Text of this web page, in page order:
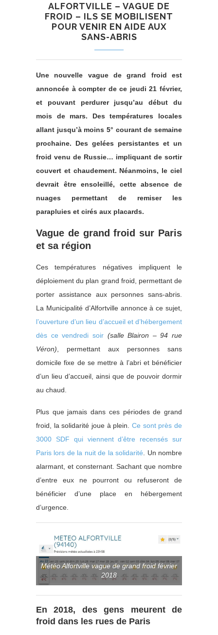
ALFORTVILLE – VAGUE DE
FROID – ILS SE MOBILISENT
POUR VENIR EN AIDE AUX
SANS-ABRIS
Une nouvelle vague de grand froid est
annoncée à compter de ce jeudi 21 février,
et pouvant perdurer jusqu’au début du
mois de mars. Des températures locales
allant jusqu’à moins 5° courant de semaine
prochaine. Des gelées persistantes et un
froid venu de Russie… impliquant de sortir
couvert et chaudement. Néanmoins, le ciel
devrait être ensoleillé, cette absence de
nuages permettant de remiser les
parapluies et cirés aux placards.
Vague de grand froid sur Paris
et sa région
Ces températures négatives impliquent le
déploiement du plan grand froid, permettant de
porter assistance aux personnes sans-abris.
La Municipalité d’Alfortville annonce à ce sujet,
l’ouverture d’un lieu d’accueil et d’hébergement
dès ce vendredi soir (salle Blairon – 94 rue
Véron) , permettant aux personnes sans
domicile fixe de se mettre à l’abri et bénéficier
d’un lieu d’accueil, ainsi que de pouvoir dormir
au chaud.
Plus que jamais dans ces périodes de grand
froid, la solidarité joue à plein. Ce sont près de
3000 SDF qui viennent d’être recensés sur
Paris lors de la nuit de la solidarité . Un nombre
alarmant, et consternant. Sachant que nombre
d’entre eux ne pourront ou refuseront de
bénéficier d’une place en hébergement
d’urgence.
Météo Alfortville vague de grand froid février
2018
En 2018, des gens meurent de
froid dans les rues de Paris